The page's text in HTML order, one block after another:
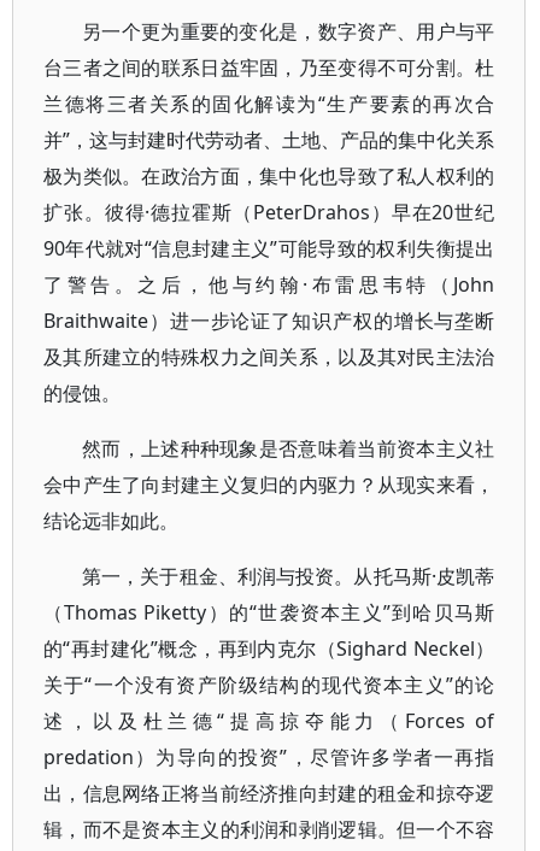
另一个更为重要的变化是，数字资产、用户与平
台三者之间的联系日益牢固，乃至变得不可分割。杜
兰德将三者关系的固化解读为“生产要素的再次合
并”，这与封建时代劳动者、土地、产品的集中化关系
极为类似。在政治方面，集中化也导致了私人权利的
扩张。彼得·德拉霍斯（PeterDrahos）早在20世纪
90年代就对“信息封建主义”可能导致的权利失衡提出
了警告。之后，他与约翰·布雷思韦特（John
Braithwaite）进一步论证了知识产权的增长与垄断
及其所建立的特殊权力之间关系，以及其对民主法治
的侵蚀。
然而，上述种种现象是否意味着当前资本主义社
会中产生了向封建主义复归的内驱力？从现实来看，
结论远非如此。
第一，关于租金、利润与投资。从托马斯·皮凯蒂
（Thomas Piketty）的“世袭资本主义”到哈贝马斯
的“再封建化”概念，再到内克尔（Sighard Neckel）
关于“一个没有资产阶级结构的现代资本主义”的论
述，以及杜兰德“提高掠夺能力（Forces of
predation）为导向的投资”，尽管许多学者一再指
出，信息网络正将当前经济推向封建的租金和掠夺逻
辑，而不是资本主义的利润和剥削逻辑。但一个不容